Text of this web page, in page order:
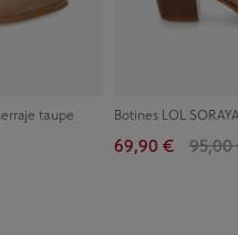
taupe Botines LOL
69,90 € 95,00